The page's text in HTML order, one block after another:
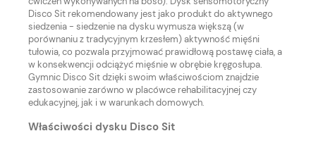
Disco Sit rekomendowany jest jako produkt do aktywnego
siedzenia - siedzenie na dysku wymusza większą (w
porównaniu z tradycyjnym krzesłem) aktywność mięśni
tułowia, co pozwala przyjmować prawidłową postawę ciała, a
w konsekwencji odciążyć mięśnie w obrębie kręgosłupa.
Gymnic Disco Sit dzięki swoim właściwościom znajdzie
zastosowanie zarówno w placówce rehabilitacyjnej czy
edukacyjnej, jak i w warunkach domowych.
Właściwości dysku Disco Sit